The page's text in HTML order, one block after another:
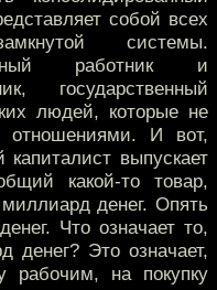
собой всех
системы.
работник и
государственный
людей, которые не
отношениями. И вот,
выпускает
какой-то товар,
денег. Опять
Что означает то,
денег? Это означает,
рабочим, на покупку